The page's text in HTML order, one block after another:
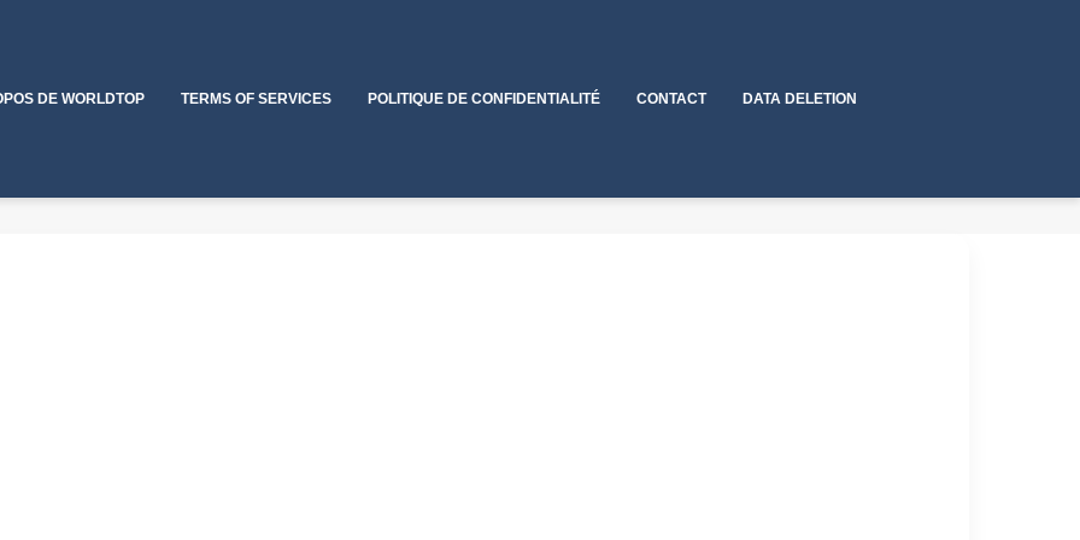
DE WORLDTOP TERMS OF SERVICES POLITIQUE DE CONFIDENTIALITÉ CONTACT DATA DELETION